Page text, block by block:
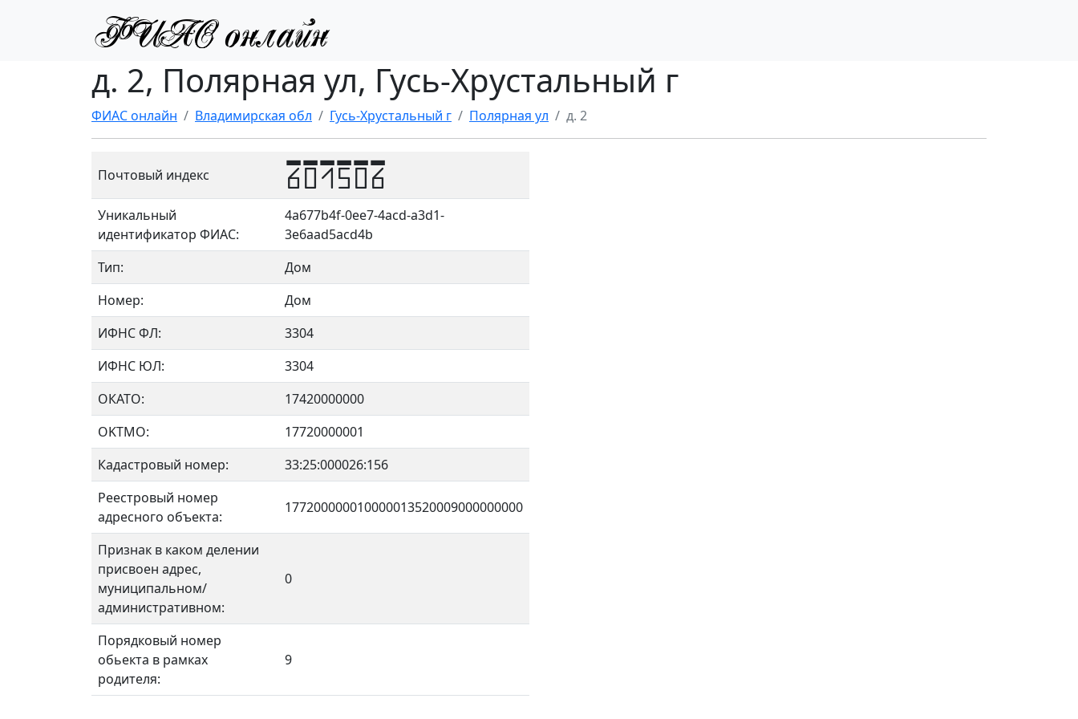
д. 2, Полярная ул, Гусь-Хрустальный г
ФИАС онлайн Владимирская обл Гусь-Хрустальный г Полярная ул д. 2
Почтовый индекс 601506
Уникальный
идентификатор ФИАС:
4a677b4f-0ee7-4acd-a3d1-
3e6aad5acd4b
Тип:
Дом
Номер:
Дом
ИФНС ФЛ:
3304
ИФНС ЮЛ:
3304
ОКАТО:
17420000000
OKTMO:
17720000001
Кадастровый номер:
33:25:000026:156
Реестровый номер
адресного объекта:
177200000010000013520009000000000
Признак в каком делении
присвоен адрес,
муниципальном/
административном:
0
Порядковый номер
обьекта в рамках
родителя:
9